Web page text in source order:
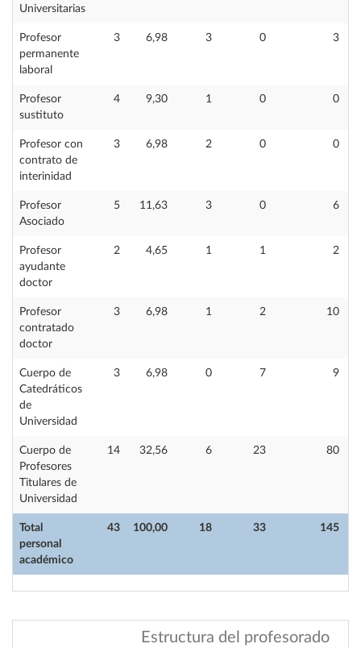
Total
personal
académico
43 100,00 18 33 145
Universitarias
Profesor
permanente
laboral
3 6,98 3 0 3
Profesor
sustituto
4 9,30 1 0 0
Profesor con
contrato de
interinidad
3 6,98 2 0 0
Profesor
Asociado
5 11,63 3 0 6
Profesor
ayudante
doctor
2 4,65 1 1 2
Profesor
contratado
doctor
3 6,98 1 2 10
Cuerpo de
Catedráticos
de
Universidad
3 6,98 0 7 9
Cuerpo de
Profesores
Titulares de
Universidad
14 32,56 6 23 80
Estructura del profesorado